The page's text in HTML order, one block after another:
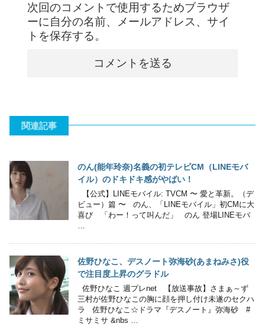
次回のコメントで使用するためブラウザ
ーに自分の名前、メールアドレス、サイ
トを保存する。
関連記事
のん(能年玲奈)名義の初テレビCM（LINEモバ
イル）のドキドキ感がやばい！
【公式】LINEモバイル: TVCM 〜 愛と革新。（デ
ビュー）篇 〜 のん、「LINEモバイル」初CMに大
喜び 「わー！って叫んだ」 のん 登場LINEモバ
佐野ひなこ、デスノート弥海砂(あまねみさ)役
で注目度上昇のグラドル
佐野ひなこ 週プレnet 【放送事故】さまぁ～ず
三村が佐野ひなこの胸に顔を押し付け未遂のセクハ
ラ 佐野ひなこ☆ドラマ『デスノート』弥海砂 #
ミサミサ &nbs …